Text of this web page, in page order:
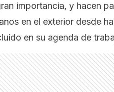
importancia, y hacen
en el exterior desde
en su agenda de